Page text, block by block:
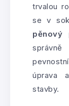
trvalou
se v
pěnový
úprava
stavby.